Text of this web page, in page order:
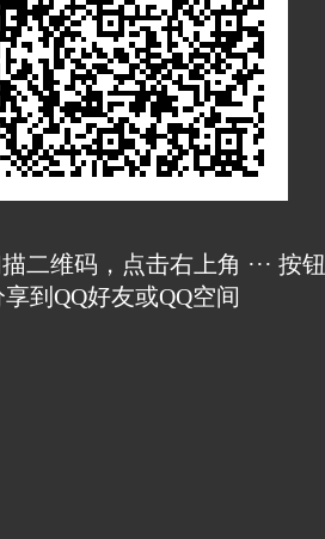
二维码，点击右上角 ··· 按钮
享到QQ好友或QQ空间